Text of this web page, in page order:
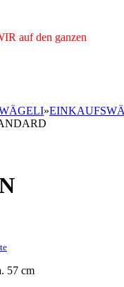
auf den ganzen
»
57 cm